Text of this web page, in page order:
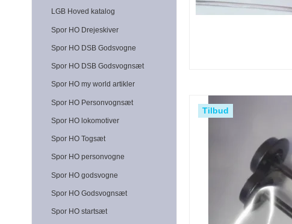
LGB Hoved katalog
Spor HO Drejeskiver
Spor HO DSB Godsvogne
Spor HO DSB Godsvognsæt
Spor HO my world artikler
Spor HO Personvognsæt
Spor HO lokomotiver
Spor HO Togsæt
Spor HO personvogne
Spor HO godsvogne
Spor HO Godsvognsæt
Spor HO startsæt
Tilbud